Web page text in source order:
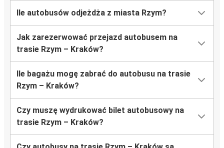
Ile autobusów odjeżdża z miasta Rzym?
Jak zarezerwować przejazd autobusem na
trasie Rzym – Kraków?
Ile bagażu mogę zabrać do autobusu na trasie
Rzym – Kraków?
Czy muszę wydrukować bilet autobusowy na
trasie Rzym – Kraków?